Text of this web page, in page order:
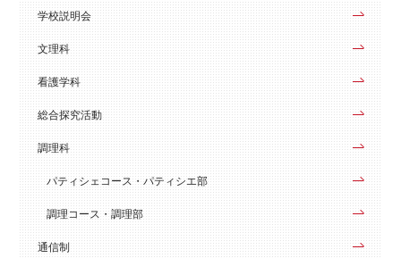
学校説明会
文理科
看護学科
総合探究活動
調理科
パティシェコース・パティシエ部
調理コース・調理部
通信制